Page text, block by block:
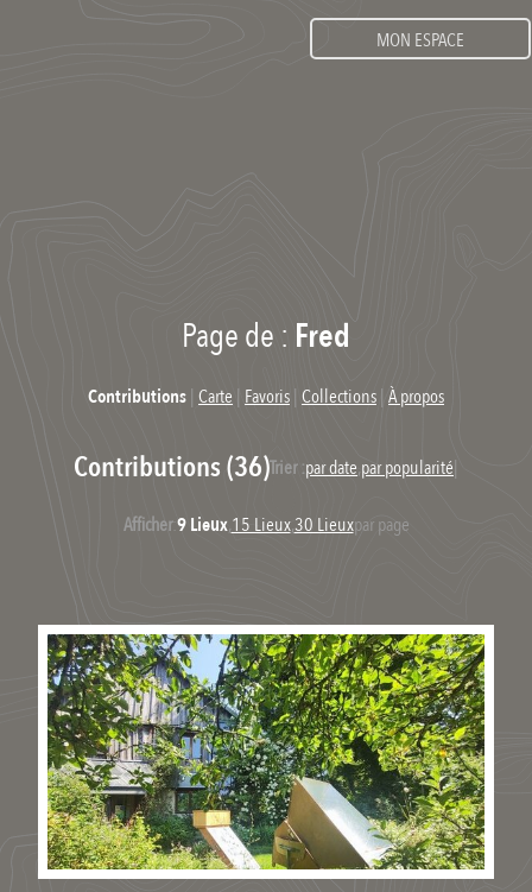
MON ESPACE
Page de : Fred
Contributions| Carte | Favoris| Collections| À propos
Contributions (36)Trier :par date,par popularité|
Afficher:9 Lieux,15 Lieux,30 Lieuxpar page